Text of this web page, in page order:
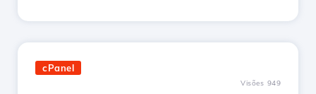
cPanel
Visões 949